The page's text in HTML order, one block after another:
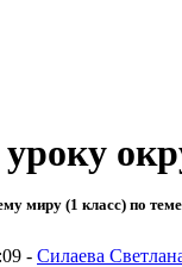
уроку
миру (1 класс) по теме
- Силаева